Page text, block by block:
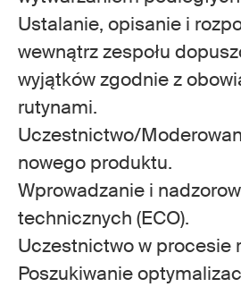
Ustalanie, opisanie i
wewnątrz zespołu
wyjątków zgodnie z
rutynami.
Uczestnictwo/
nowego produktu.
Wprowadzanie i
technicznych (ECO).
Uczestnictwo w procesie
Poszukiwanie